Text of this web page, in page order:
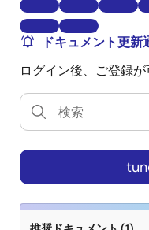
ドキュメント更新
ログイン後、ご登録が